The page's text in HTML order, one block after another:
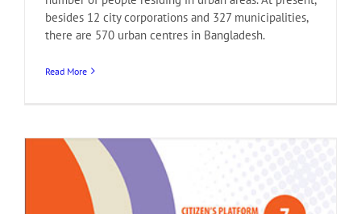
besides 12 city corporations and 327 municipalities,
there are 570 urban centres in Bangladesh.
Read More